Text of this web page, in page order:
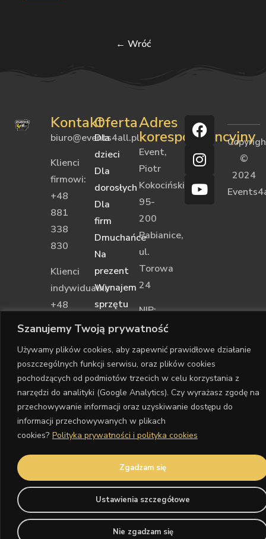
Szanujemy Twoją prywatność
Używamy plików cookies, aby zapewnić prawidłowe działanie
poszczególnych funkcji serwisu, oraz plików cookies
pochodzących od podmiotów trzecich w celu korzystania z
narzędzi do analityki (Google Analytics). Czy wyrażasz zgodę na
przechowywanie informacji oraz uzyskiwanie dostępu do
informacji przechowywanych w plikach
cookies? Polityka prywatności i polityka cookies
Ustawienia szczegółowe
Nie zgadzam się
Zgadzam się
← Wróć
Kontakt
biuro@events4all.pl
Klienci
firmowi:
+48
881
338
830
Klienci
indywidualni:
+48
338
870
Oferta
Dla
dzieci
Dla
dorosłych
Dla
firm
Dmuchańce
Na
prezent
Wynajem
sprzętu
Adres
korespondencyjny
Event,
Piotr
Kokociński
95-
200
Pabianice,
ul.
Torowa
24
NIP:
7311842041
©
2024